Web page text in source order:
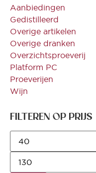
Aanbiedingen
Gedistilleerd
Overige artikelen
Overige dranken
Overzichtsproeverij
Platform PC
Proeverijen
Wijn
FILTEREN OP PRIJS